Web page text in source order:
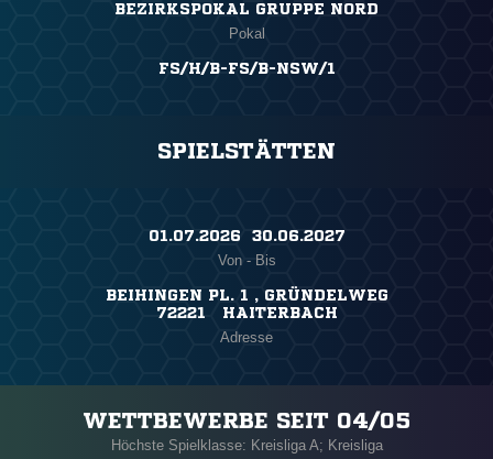
BEZIRKSPOKAL GRUPPE NORD
Pokal
FS/H/B-FS/B-NSW/1
SPIELSTÄTTEN
01.07.2026 ​ 30.06.2027
Von - Bis
BEIHINGEN PL. 1 , GRÜNDELWEG
72221 HAITERBACH
Adresse
WETTBEWERBE SEIT 04/05
Höchste Spielklasse: Kreisliga A; Kreisliga